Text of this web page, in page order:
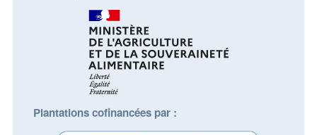
Plantations cofinancées par :